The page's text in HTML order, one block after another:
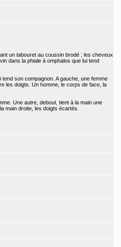
un tabouret au coussin brodé ; les cheveux
dans la phiale à omphalos que lui tend
son compagnon. A gauche, une femme
les doigts. Un homme, le corps de face, la
Une autre, debout, tient à la main une
main droite, les doigts écartés.